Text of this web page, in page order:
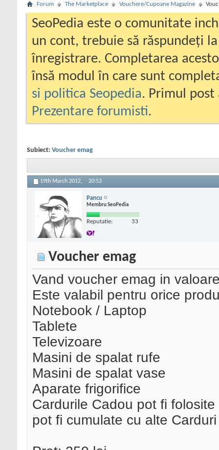
Forum The Marketplace Vouchere/Cupoane Magazine
SeoPedia este o comunitate
un cont, trebuie să răspundeți
înregistrare. Completarea
însă modul în care sunt
si politica Seopedia. Primul
Prezentare forumisti.
Subiect: Voucher emag
19th March 2012, 20:53
Pancu
Membru SeoPedia
Reputatie: 33
Voucher emag
Vand voucher emag in
Este valabil pentru orice
Notebook / Laptop
Tablete
Televizoare
Masini de spalat rufe
Masini de spalat vase
Aparate frigorifice
Cardurile Cadou pot fi
pot fi cumulate cu alte